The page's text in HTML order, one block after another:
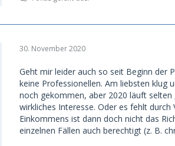
30. November 2020
Geht mir leider auch so seit Beginn der
keine Professionellen. Am liebsten klug
noch gekommen, aber 2020 läuft selten
wirkliches Interesse. Oder es fehlt durch
Einkommens ist dann doch nicht das
einzelnen Fällen auch berechtigt (z. B.